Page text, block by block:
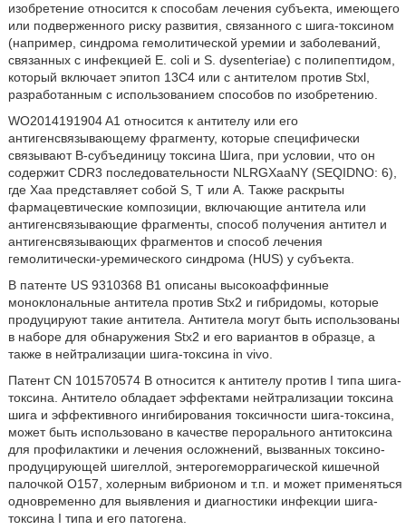
изобретение относится к способам лечения субъекта, имеющего
или подверженного риску развития, связанного с шига-токсином
(например, синдрома гемолитической уремии и заболеваний,
связанных с инфекцией E. coli и S. dysenteriae) с полипептидом,
который включает эпитоп 13C4 или с антителом против Stxl,
разработанным с использованием способов по изобретению.
WO2014191904 A1 относится к антителу или его
антигенсвязывающему фрагменту, которые специфически
связывают B-субъединицу токсина Шига, при условии, что он
содержит CDR3 последовательности NLRGXaaNY (SEQIDNO: 6),
где Xaa представляет собой S, T или A. Также раскрыты
фармацевтические композиции, включающие антитела или
антигенсвязывающие фрагменты, способ получения антител и
антигенсвязывающих фрагментов и способ лечения
гемолитически-уремического синдрома (HUS) у субъекта.
В патенте US 9310368 B1 описаны высокоаффинные
моноклональные антитела против Stx2 и гибридомы, которые
продуцируют такие антитела. Антитела могут быть использованы
в наборе для обнаружения Stx2 и его вариантов в образце, а
также в нейтрализации шига-токсина in vivo.
Патент CN 101570574 B относится к антителу против I типа шига-
токсина. Антитело обладает эффектами нейтрализации токсина
шига и эффективного ингибирования токсичности шига-токсина,
может быть использовано в качестве перорального антитоксина
для профилактики и лечения осложнений, вызванных токсино-
продуцирующей шигеллой, энтерогеморрагической кишечной
палочкой O157, холерным вибрионом и т.п. и может применяться
одновременно для выявления и диагностики инфекции шига-
токсина I типа и его патогена.